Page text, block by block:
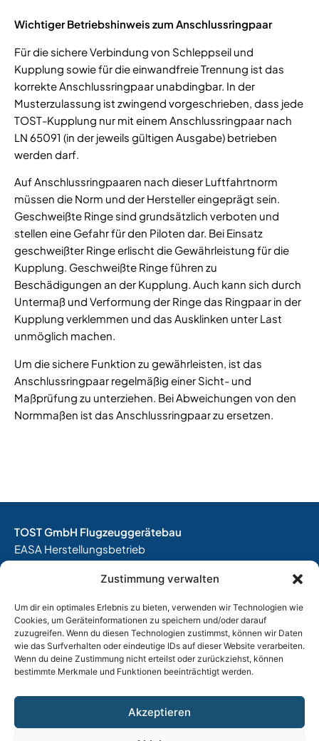
Zustimmung verwalten
Um dir ein optimales Erlebnis zu bieten, verwenden wir Technologien wie
Cookies, um Geräteinformationen zu speichern und/oder darauf
zuzugreifen. Wenn du diesen Technologien zustimmst, können wir Daten
wie das Surfverhalten oder eindeutige IDs auf dieser Website verarbeiten.
Wenn du deine Zustimmung nicht erteilst oder zurückziehst, können
bestimmte Merkmale und Funktionen beeinträchtigt werden.
Akzeptieren
Wichtiger Betriebshinweis zum Anschlussringpaar
Für die sichere Verbindung von Schleppseil und
Kupplung sowie für die einwandfreie Trennung ist das
korrekte Anschlussringpaar unabdingbar. In der
Musterzulassung ist zwingend vorgeschrieben, dass jede
TOST-Kupplung nur mit einem Anschlussringpaar nach
LN 65091 (in der jeweils gültigen Ausgabe) betrieben
werden darf.
Auf Anschlussringpaaren nach dieser Luftfahrtnorm
müssen die Norm und der Hersteller eingeprägt sein.
Geschweißte Ringe sind grundsätzlich verboten und
stellen eine Gefahr für den Piloten dar. Bei Einsatz
geschweißter Ringe erlischt die Gewährleistung für die
Kupplung. Geschweißte Ringe führen zu
Beschädigungen an der Kupplung. Auch kann sich durch
Untermaß und Verformung der Ringe das Ringpaar in der
Kupplung verklemmen und das Ausklinken unter Last
unmöglich machen.
Um die sichere Funktion zu gewährleisten, ist das
Anschlussringpaar regelmäßig einer Sicht- und
Maßprüfung zu unterziehen. Bei Abweichungen von den
Normmaßen ist das Anschlussringpaar zu ersetzen.
TOST GmbH Flugzeuggerätebau
EASA Herstellungsbetrieb
Entwicklungsbetrieb
Thalkirchner Straße 62
80337 München
Tel. +49(0)89 544 599 0
E-Mail: info@tost.de
Montag – Donnerstag: 8:00 – 17:00 Uhr
Freitag: 8:00 – 15:00 Uhr